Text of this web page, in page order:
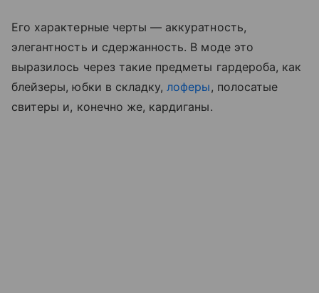
Его характерные черты — аккуратность,
элегантность и сдержанность. В моде это
выразилось через такие предметы гардероба, как
блейзеры, юбки в складку, лоферы , полосатые
свитеры и, конечно же, кардиганы.